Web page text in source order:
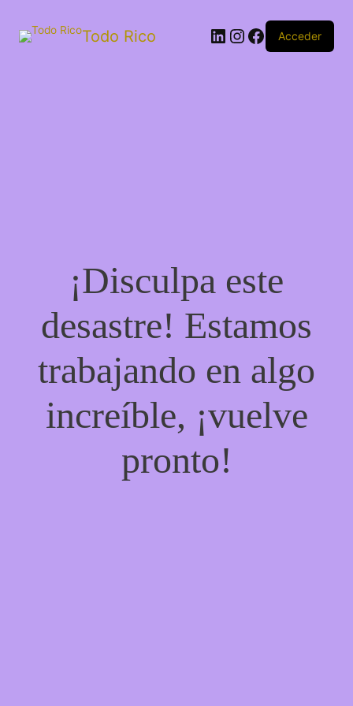
Todo Rico Acceder
¡Disculpa este
desastre! Estamos
trabajando en algo
increíble, ¡vuelve
pronto!